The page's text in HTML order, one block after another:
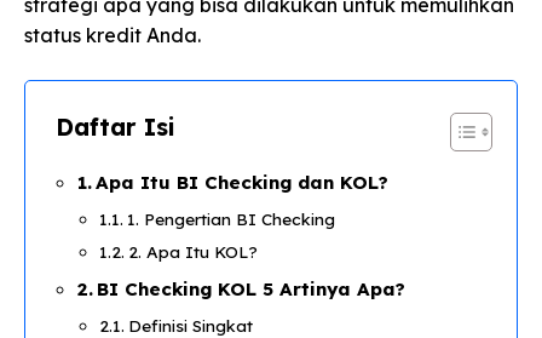
strategi apa yang bisa dilakukan untuk memulihkan
status kredit Anda.
Daftar Isi
Apa Itu BI Checking dan KOL?
1. Pengertian BI Checking
2. Apa Itu KOL?
BI Checking KOL 5 Artinya Apa?
Definisi Singkat